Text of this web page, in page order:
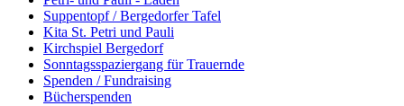
Suppentopf / Bergedorfer Tafel
Kita St. Petri und Pauli
Kirchspiel Bergedorf
Sonntagsspaziergang für Trauernde
Spenden / Fundraising
Bücherspenden